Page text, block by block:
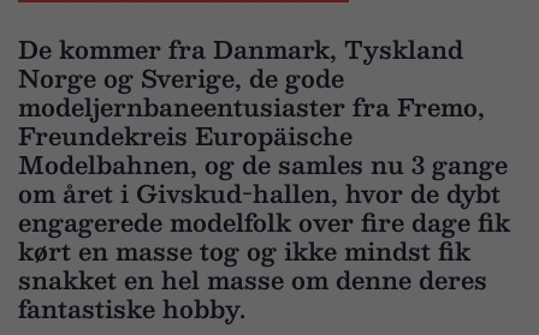
De kommer fra Danmark, Tyskland
Norge og Sverige, de gode
modeljernbaneentusiaster fra Fremo,
Freundekreis Europäische
Modelbahnen, og de samles nu 3 gange
om året i Givskud-hallen, hvor de dybt
engagerede modelfolk over fire dage fik
kørt en masse tog og ikke mindst fik
snakket en hel masse om denne deres
fantastiske hobby.